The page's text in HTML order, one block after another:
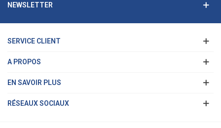
NEWSLETTER
SERVICE CLIENT
A PROPOS
EN SAVOIR PLUS
RÉSEAUX SOCIAUX